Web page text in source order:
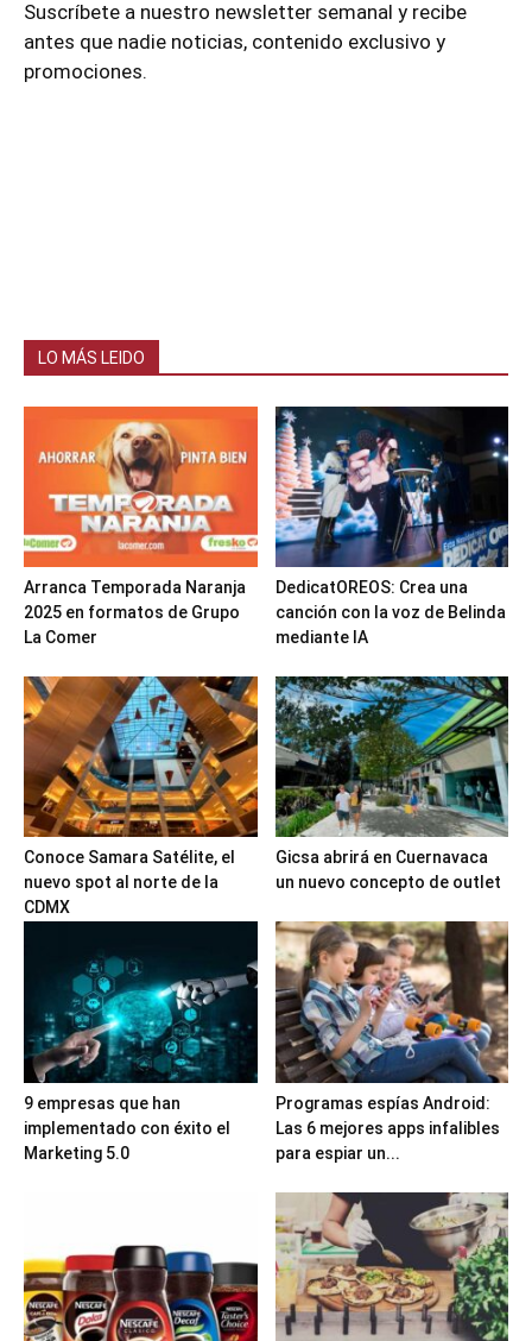
Suscríbete a nuestro newsletter semanal y recibe
antes que nadie noticias, contenido exclusivo y
promociones.
LO MÁS LEIDO
Arranca Temporada Naranja
2025 en formatos de Grupo
La Comer
DedicatOREOS: Crea una
canción con la voz de Belinda
mediante IA
Conoce Samara Satélite, el
nuevo spot al norte de la
CDMX
Gicsa abrirá en Cuernavaca
un nuevo concepto de outlet
9 empresas que han
implementado con éxito el
Marketing 5.0
Programas espías Android:
Las 6 mejores apps infalibles
para espiar un...